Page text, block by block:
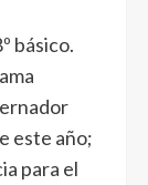
básico.
este año;
para el